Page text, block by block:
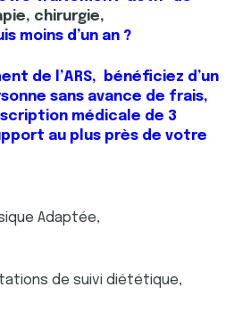
chirurgie,
moins d’un an ?
de l’ARS, bénéficiez d’un
sans avance de frais,
médicale de 3
au plus près de votre
Adaptée,
de suivi diététique,